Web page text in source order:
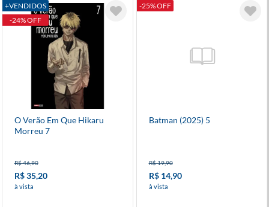
+VENDIDOS
-24% OFF
O Verão Em Que Hikaru
Morreu 7
R$ 46,90
R$ 35,20
à vista
-25% OFF
Batman (2025) 5
R$ 19,90
R$ 14,90
à vista